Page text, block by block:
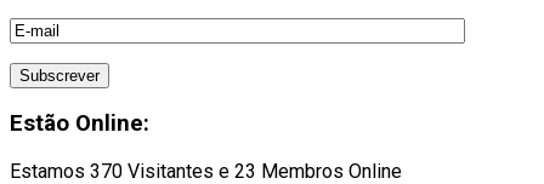
Estão Online:
Estamos 370 Visitantes e 23 Membros Online